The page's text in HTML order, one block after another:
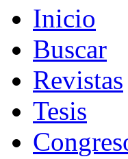
Inicio
Buscar
Revistas
Tesis
Con